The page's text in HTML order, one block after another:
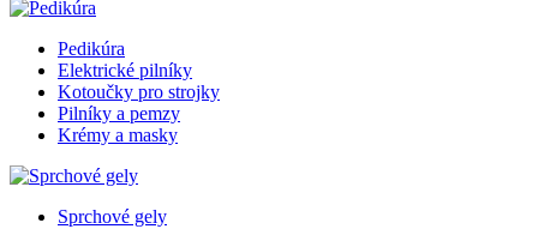
Pedikúra
Elektrické pilníky
Kotoučky pro strojky
Pilníky a pemzy
Krémy a masky
Sprchové gely